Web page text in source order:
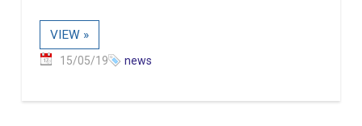
VIEW »
15/05/19 news